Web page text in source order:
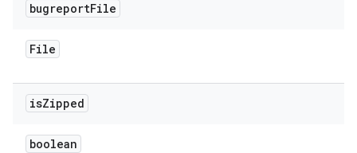
bugreportFile
File
isZipped
boolean